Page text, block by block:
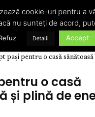
pași pentru o casă sănătoasă
o casă
și plină de
cookie-uri pentru a
nu sunteți de acord,
Detalii Accept